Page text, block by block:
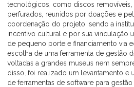
tecnológicos, como discos removíveis,
perfurados, reunidos por doações e
coordenação do projeto, sendo a
incentivo cultural e por sua vinculação
de pequeno porte e financiamento via
escolha de uma ferramenta de gestão
voltadas a grandes museus nem
disso, foi realizado um levantamento e
de ferramentas de software para